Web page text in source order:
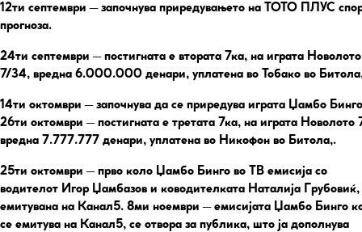
12ти септември – започнува приредувањето на ТОТО ПЛУС
прогноза.
24ти септември – постигната е втората 7ка, на играта Новолото
7/34, вредна 6.000.000 денари, уплатена во Тобако во
14ти октомври – започнува да се приредува играта Џамбо Бинго
26ти октомври – постигната е третата 7ка, на играта Новолото
вредна 7.777.777 денари, уплатена во Никофон во Битола,.
25ти октомври – прво коло Џамбо Бинго во ТВ емисија со
водителот Игор Џамбазов и ководителката Наталија Грубовиќ,
емитувана на Канал5. 8ми ноември – емисијата Џамбо Бинго
се емитува на Канал5, се отвора за публика, што ја дополнува